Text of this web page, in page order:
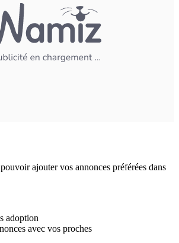
ajouter vos annonces préférées dans
adoption
avec vos proches